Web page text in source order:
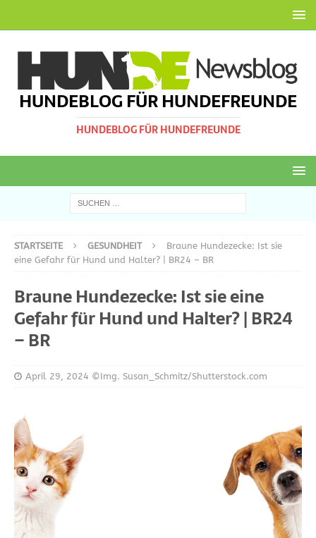
HUNDEBLOG FÜR HUNDEFREUNDE
HUNDEBLOG FÜR HUNDEFREUNDE
STARTSEITE GESUNDHEIT
Braune Hundezecke: Ist sie
eine Gefahr für Hund und Halter? | BR24 – BR
Braune Hundezecke: Ist sie eine
Gefahr für Hund und Halter? | BR24
– BR
April 29, 2024 ©Img. Susan_Schmitz/Shutterstock.com